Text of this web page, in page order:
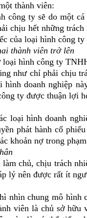
thành viên:
ty sẽ do một cá
chịu hết những
của loại hình công
thành viên trở lên
loại hình công ty
như chỉ phải chịu
doanh nghiệp
ty được thuận lợi
hình doanh
phát hành cổ
khoản nợ trong
chủ, chịu trách
lý nên được rất ít
chung mô hình
viên là chủ sở